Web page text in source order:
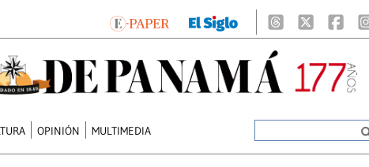
OPINIÓN MULTIMEDIA